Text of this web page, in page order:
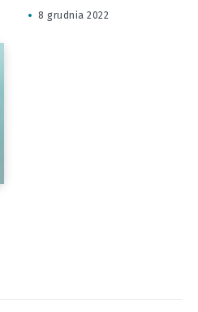
8 grudnia 2022